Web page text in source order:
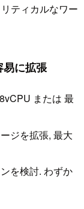
ティカルなワー
易に拡張
または 最
ジを拡張, 最大
を検討. わずか